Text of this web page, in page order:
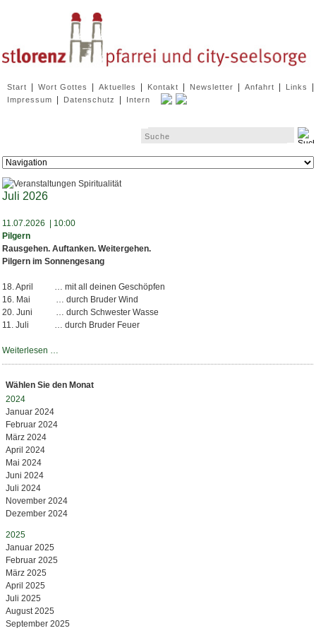
überspringen
Start Wort Gottes Aktuelles Kontakt Newsletter Anfahrt Links
Impressum Datenschutz Intern
Zielseite
Juli 2026
11.07.2026 | 10:00
Pilgern
Rausgehen. Auftanken. Weitergehen.
Pilgern im Sonnengesang
18. April … mit all deinen Geschöpfen
16. Mai … durch Bruder Wind
20. Juni … durch Schwester Wasse
11. Juli … durch Bruder Feuer
Weiterlesen …
Wählen Sie den Monat
2024
Januar 2024
Februar 2024
März 2024
April 2024
Mai 2024
Juni 2024
Juli 2024
November 2024
Dezember 2024
2025
Januar 2025
Februar 2025
März 2025
April 2025
Juli 2025
August 2025
September 2025